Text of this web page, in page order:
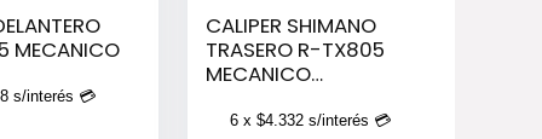
MECANICO
s/interés 💳
CALIPER SHIMANO
TRASERO R-TX805
MECANICO
6 x$4.332 s/interés 💳